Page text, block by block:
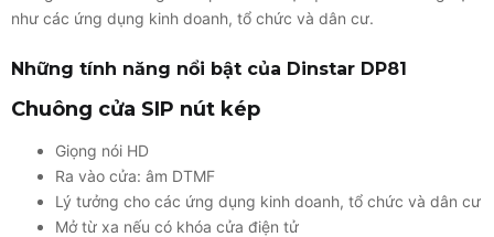
như các ứng dụng kinh doanh, tổ chức và dân cư.
Những tính năng nổi bật của Dinstar DP81
Chuông cửa SIP nút kép
Giọng nói HD
Ra vào cửa: âm DTMF
Lý tưởng cho các ứng dụng kinh doanh, tổ chức và dân cư
Mở từ xa nếu có khóa cửa điện tử